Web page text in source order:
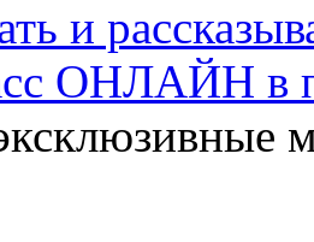
и
ОНЛАЙН в